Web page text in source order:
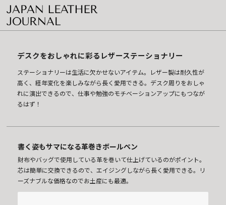
デスクをおしゃれに彩るレザーステーショナリー
ステーショナリーは生活に欠かせないアイテム。レザー製は耐久性が
高く、経年変化を楽しみながら長く愛用できる。デスク周りをおしゃ
れに演出できるので、仕事や勉強のモチベーションアップにもつなが
るはず！
書く姿もサマになる革巻きボールペン
財布やバッグで使用している革を巻いて仕上げているのがポイント。
芯は簡単に交換できるので、エイジングしながら長く愛用できる。リ
ーズナブルな価格なのでお土産にも最適。